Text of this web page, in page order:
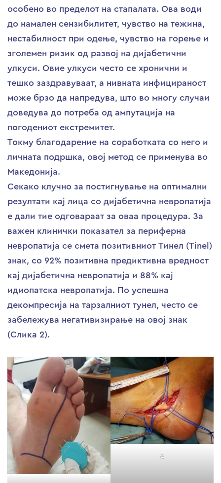
особено во пределот на стапалата. Ова води
до намален сензибилитет, чувство на тежина,
нестабилност при одење, чувство на горење и
зголемен ризик од развој на дијабетични
улкуси. Овие улкуси често се хронични и
тешко заздравуваат, а нивната инфицираност
може брзо да напредува, што во многу случаи
доведува до потреба од ампутација на
погодениот екстремитет.
Токму благодарение на соработката со него и
личната подршка, овој метод се применува во
Македонија.
Секако клучно за постигнување на оптимални
резултати кај лица со дијабетична невропатија
е дали тие одговараат за оваа процедура. За
важен клинички показател за периферна
невропатија се смета позитивниот Тинел (Tinel)
знак, со 92% позитивна предиктивна вредност
кај дијабетична невропатија и 88% кај
идиопатска невропатија. По успешна
декомпресија на тарзалниот тунел, често се
забележува негативизирање на овој знак
(Слика 2).
4